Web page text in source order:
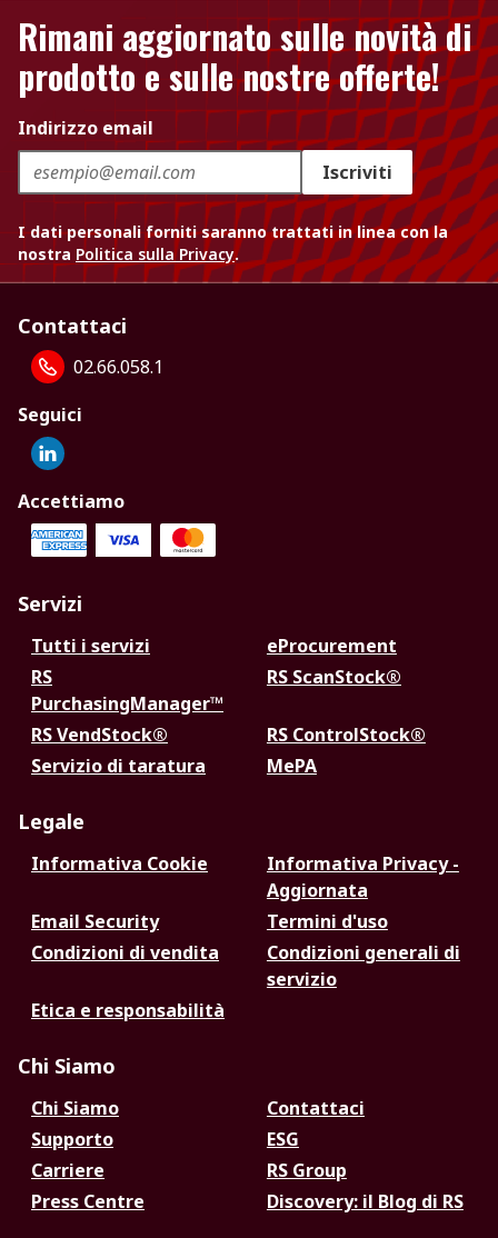
Rimani aggiornato sulle novità di
prodotto e sulle nostre offerte!
Indirizzo email
Iscriviti
I dati personali forniti saranno trattati in linea con la
nostra Politica sulla Privacy.
Contattaci
02.66.058.1
Seguici
Accettiamo
Servizi
Tutti i servizi
eProcurement
RS
PurchasingManager™
RS ScanStock®
RS VendStock®
RS ControlStock®
Servizio di taratura
MePA
Legale
Informativa Cookie
Informativa Privacy -
Aggiornata
Email Security
Termini d'uso
Condizioni di vendita
Condizioni generali di
servizio
Etica e responsabilità
Chi Siamo
Chi Siamo
Contattaci
Supporto
ESG
Carriere
RS Group
Press Centre
Discovery: il Blog di RS